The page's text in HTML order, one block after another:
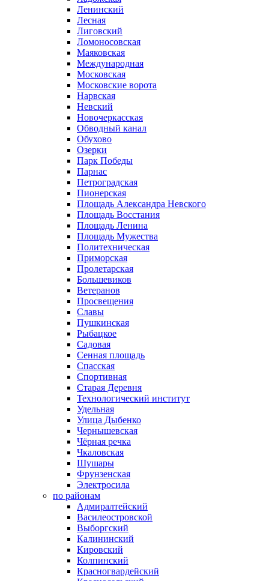
Ленинский
Лесная
Лиговский
Ломоносовская
Маяковская
Международная
Московская
Московские ворота
Нарвская
Невский
Новочеркасская
Обводный канал
Обухово
Озерки
Парк Победы
Парнас
Петроградская
Пионерская
Площадь Александра Невского
Площадь Восстания
Площадь Ленина
Площадь Мужества
Политехническая
Приморская
Пролетарская
Большевиков
Ветеранов
Просвещения
Славы
Пушкинская
Рыбацкое
Садовая
Сенная площадь
Спасская
Спортивная
Старая Деревня
Технологический институт
Удельная
Улица Дыбенко
Чернышевская
Чёрная речка
Чкаловская
Шушары
Фрунзенская
Электросила
по районам
Адмиралтейский
Василеостровской
Выборгский
Калининский
Кировский
Колпинский
Красногвардейский